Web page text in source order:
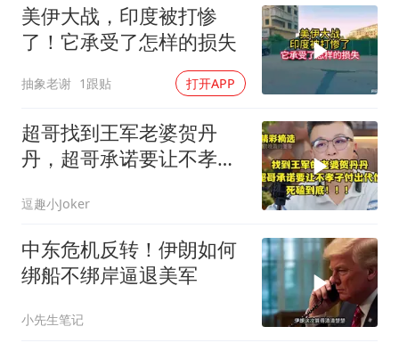
美伊大战，印度被打惨
了！它承受了怎样的损失
抽象老谢 1跟贴 打开APP
超哥找到王军老婆贺丹
丹，超哥承诺要让不孝子
逗趣小Joker
中东危机反转！伊朗如何
绑船不绑岸逼退美军
小先生笔记